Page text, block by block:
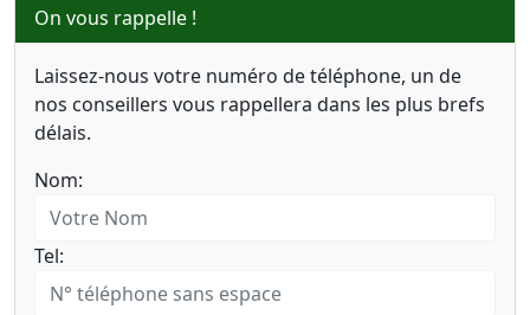
On vous rappelle !
Laissez-nous votre numéro de téléphone, un de
nos conseillers vous rappellera dans les plus brefs
délais.
Nom:
Tel: